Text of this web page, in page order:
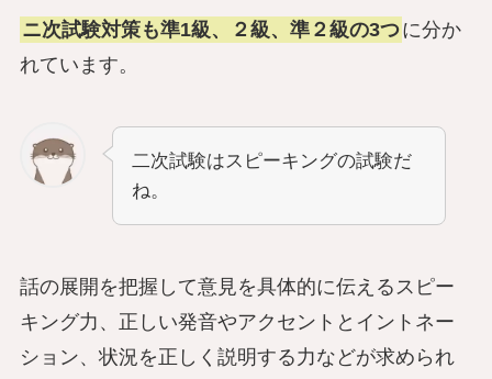
ニ次試験対策も準1級、２級、準２級の3つに分か
れています。
二次試験はスピーキングの試験だ
ね。
話の展開を把握して意見を具体的に伝えるスピー
キング力、正しい発音やアクセントとイントネー
ション、状況を正しく説明する力などが求められ